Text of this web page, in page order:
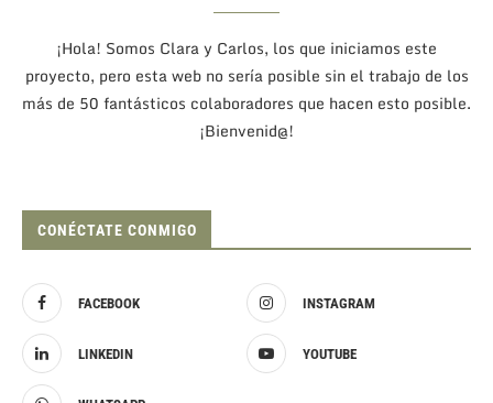
¡Hola! Somos Clara y Carlos, los que iniciamos este
proyecto, pero esta web no sería posible sin el trabajo de los
más de 50 fantásticos colaboradores que hacen esto posible.
¡Bienvenid@!
CONÉCTATE CONMIGO
FACEBOOK INSTAGRAM
LINKEDIN YOUTUBE